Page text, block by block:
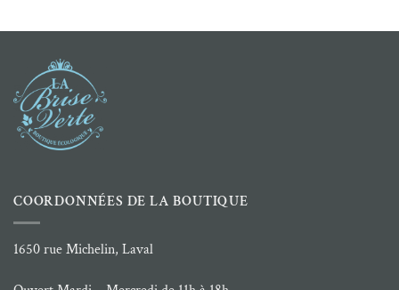
à
COORDONNÉES DE LA BOUTIQUE
1650 rue Michelin, Laval